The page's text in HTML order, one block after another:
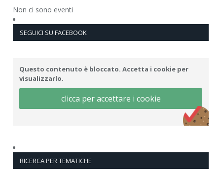
Non ci sono eventi
SEGUICI SU FACEBOOK
Questo contenuto è bloccato. Accetta i cookie per
visualizzarlo.
clicca per accettare i cookie
RICERCA PER TEMATICHE